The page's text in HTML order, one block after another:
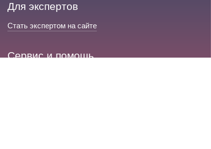
Для экспертов
Стать экспертом на сайте
Сервис и помощь